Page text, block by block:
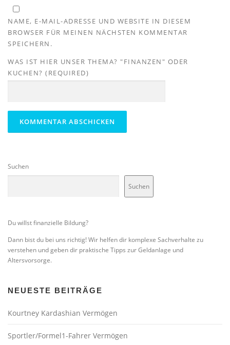
NAME, E-MAIL-ADRESSE UND WEBSITE IN DIESEM
BROWSER FÜR MEINEN NÄCHSTEN KOMMENTAR
SPEICHERN.
WAS IST HIER UNSER THEMA? "FINANZEN" ODER
KUCHEN? (REQUIRED)
Suchen
Suchen
Du willst finanzielle Bildung?
Dann bist du bei uns richtig! Wir helfen dir komplexe Sachverhalte zu
verstehen und geben dir praktische Tipps zur Geldanlage und
Altersvorsorge.
NEUESTE BEITRÄGE
Kourtney Kardashian Vermögen
Sportler/Formel1-Fahrer Vermögen